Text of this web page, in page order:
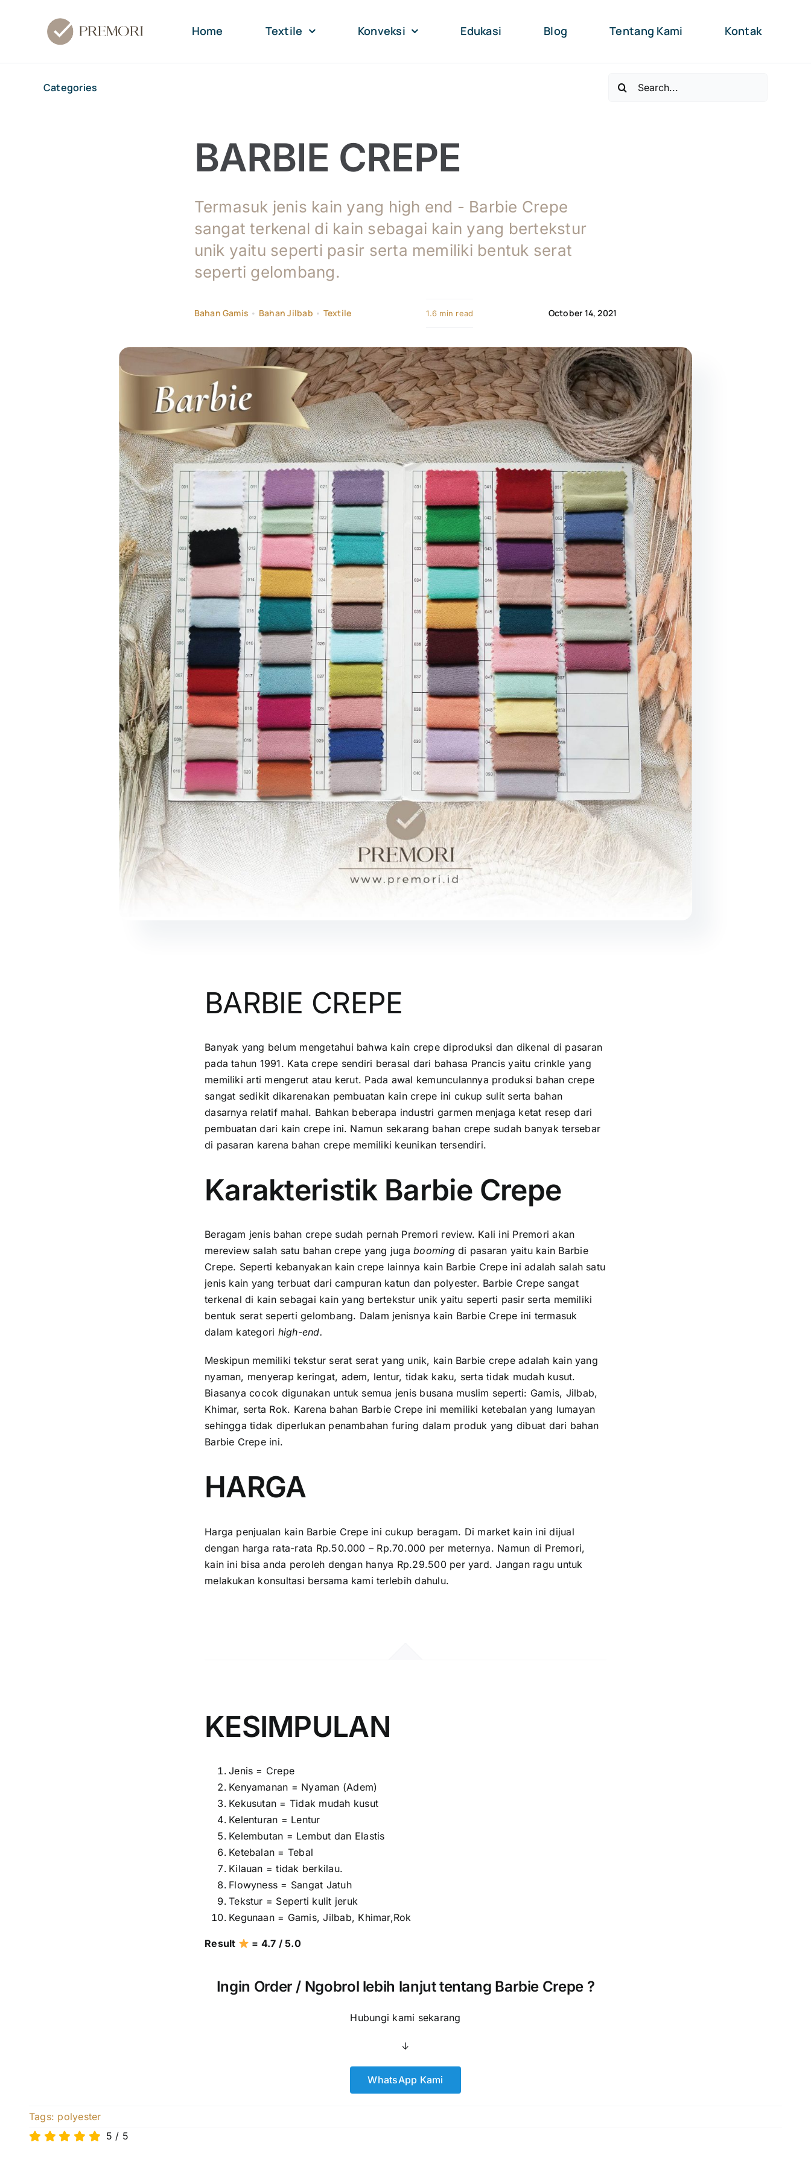
Home Textile Konveksi Edukasi Blog Tentang Kami Kontak
Categories
Search
BARBIE CREPE
Termasuk jenis kain yang high end - Barbie Crepe
sangat terkenal di kain sebagai kain yang bertekstur
unik yaitu seperti pasir serta memiliki bentuk serat
seperti gelombang.
Bahan Gamis • Bahan Jilbab • Textile 1.6 min read October 14, 2021
BARBIE CREPE
Banyak yang belum mengetahui bahwa kain crepe diproduksi dan dikenal di pasaran
pada tahun 1991. Kata crepe sendiri berasal dari bahasa Prancis yaitu crinkle yang
memiliki arti mengerut atau kerut. Pada awal kemunculannya produksi bahan crepe
sangat sedikit dikarenakan pembuatan kain crepe ini cukup sulit serta bahan
dasarnya relatif mahal. Bahkan beberapa industri garmen menjaga ketat resep dari
pembuatan dari kain crepe ini. Namun sekarang bahan crepe sudah banyak tersebar
di pasaran karena bahan crepe memiliki keunikan tersendiri.
Karakteristik Barbie Crepe
Beragam jenis bahan crepe sudah pernah Premori review. Kali ini Premori akan
mereview salah satu bahan crepe yang jugaboomingdi pasaran yaitu kain Barbie
Crepe. Seperti kebanyakan kain crepe lainnya kain Barbie Crepe ini adalah salah satu
jenis kain yang terbuat dari campuran katun dan polyester. Barbie Crepe sangat
terkenal di kain sebagai kain yang bertekstur unik yaitu seperti pasir serta memiliki
bentuk serat seperti gelombang. Dalam jenisnya kain Barbie Crepe ini termasuk
dalam kategori high-end.
Meskipun memiliki tekstur serat serat yang unik, kain Barbie crepe adalah kain yang
nyaman, menyerap keringat, adem, lentur, tidak kaku, serta tidak mudah kusut.
Biasanya cocok digunakan untuk semua jenis busana muslim seperti: Gamis, Jilbab,
Khimar, serta Rok. Karena bahan Barbie Crepe ini memiliki ketebalan yang lumayan
sehingga tidak diperlukan penambahan furing dalam produk yang dibuat dari bahan
Barbie Crepe ini.
HARGA
Harga penjualan kain Barbie Crepe ini cukup beragam. Di market kain ini dijual
dengan harga rata-rata Rp.50.000 – Rp.70.000 per meternya. Namun di Premori,
kain ini bisa anda peroleh dengan hanya Rp.29.500 per yard. Jangan ragu untuk
melakukan konsultasi bersama kami terlebih dahulu.
KESIMPULAN
Jenis = Crepe
Kenyamanan = Nyaman (Adem)
Kekusutan = Tidak mudah kusut
Kelenturan = Lentur
Kelembutan = Lembut dan Elastis
Ketebalan = Tebal
Kilauan = tidak berkilau.
Flowyness = Sangat Jatuh
Tekstur = Seperti kulit jeruk
Kegunaan = Gamis, Jilbab, Khimar,Rok
Result = 4.7 / 5.0
Ingin Order / Ngobrol lebih lanjut tentang Barbie Crepe ?
Hubungi kami sekarang
↓
WhatsApp Kami
Tags: polyester
5 / 5